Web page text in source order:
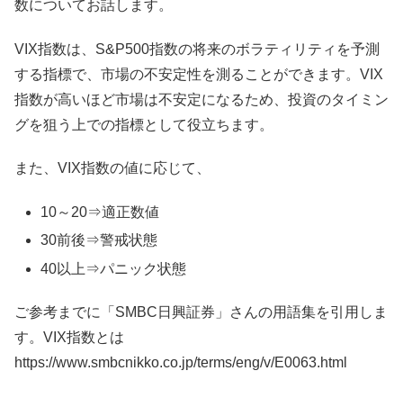
数についてお話します。
VIX指数は、S&P500指数の将来のボラティリティを予測
する指標で、市場の不安定性を測ることができます。VIX
指数が高いほど市場は不安定になるため、投資のタイミン
グを狙う上での指標として役立ちます。
また、VIX指数の値に応じて、
10～20⇒適正数値
30前後⇒警戒状態
40以上⇒パニック状態
ご参考までに「SMBC日興証券」さんの用語集を引用しま
す。VIX指数とは
https://www.smbcnikko.co.jp/terms/eng/v/E0063.html